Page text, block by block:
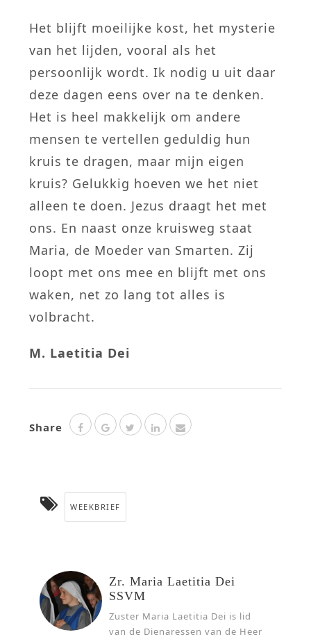
Het blijft moeilijke kost, het mysterie
van het lijden, vooral als het
persoonlijk wordt. Ik nodig u uit daar
deze dagen eens over na te denken.
Het is heel makkelijk om andere
mensen te vertellen geduldig hun
kruis te dragen, maar mijn eigen
kruis? Gelukkig hoeven we het niet
alleen te doen. Jezus draagt het met
ons. En naast onze kruisweg staat
Maria, de Moeder van Smarten. Zij
loopt met ons mee en blijft met ons
waken, net zo lang tot alles is
volbracht.
M. Laetitia Dei
Share
WEEKBRIEF
Zr. Maria Laetitia Dei
SSVM
Zuster Maria Laetitia Dei is lid
van de Dienaressen van de Heer